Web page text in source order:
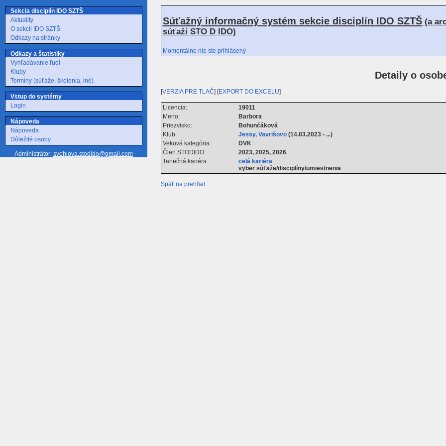
Sekcia disciplín IDO SZTŠ
Aktuality
O sekcii IDO SZTŠ
Odkazy na stránky
Odkazy a štatistiky
Vyhľadávanie ľudí
Kluby
Termíny (súťaže, školenia, iné)
Vstup do systémy
Login
Nápoveda
Nápoveda
Dôležité osoby
Administrátor: svehlova.stodido@gmail.com
Súťažný informačný systém sekcie disciplín IDO SZTŠ(a
súťaží STO D IDO)
Momentálne nie ste prihlásený
Detaily o
[VERZIA PRE TLAČ] [EXPORT DO EXCELU]
Licencia:
19011
Meno:
Barbora
Priezvisko:
Bohunčáková
Klub:
Jessy, Vavrišovo (14.03.2023 - ...)
Veková kategória:
DVK
Člen STODIDO:
2023, 2025, 2026
Tanečná kariéra:
celá kariéra
vyber súťaže/disciplíny/umiestnenia
Späť na prehľad